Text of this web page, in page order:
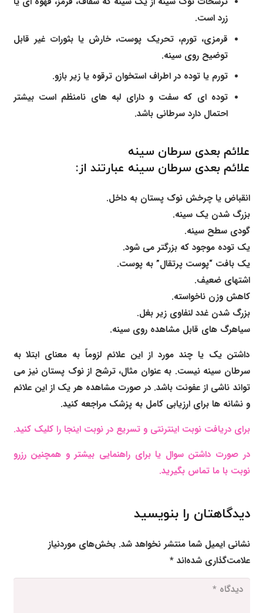
زرد است.
قرمزی، تورم، تحریک پوست، خارش یا بثورات غیر قابل
توضیح روی سینه.
تورم یا توده در اطراف استخوان ترقوه یا زیر بازو.
توده ای که سفت و دارای لبه های نامنظم است بیشتر
احتمال دارد سرطانی باشد.
علائم بعدی سرطان سینه
علائم بعدی سرطان سینه عبارتند از:
انقباض یا چرخش نوک پستان به داخل.
بزرگ شدن یک سینه.
گودی سطح سینه.
یک توده موجود که بزرگتر می شود.
یک بافت “پوست پرتقال” به پوست.
اشتهای ضعیف.
کاهش وزن ناخواسته.
بزرگ شدن غدد لنفاوی زیر بغل.
سیاهرگ های قابل مشاهده روی سینه.
داشتن یک یا چند مورد از این علائم لزوماً به معنای ابتلا به
سرطان سینه نیست. به عنوان مثال، ترشح از نوک پستان نیز می
تواند ناشی از عفونت باشد. در صورت مشاهده هر یک از این علائم
و نشانه ها برای ارزیابی کامل به پزشک مراجعه کنید.
برای دریافت نوبت اینترنتی و تسریع در نوبت اینجا را کلیک کنید.
در صورت داشتن سوال یا برای راهنمایی بیشتر و همچنین رزرو
نوبت با ما تماس بگیرید.
دیدگاهتان را بنویسید
نشانی ایمیل شما منتشر نخواهد شد. بخش‌های موردنیاز
علامت‌گذاری شده‌اند*